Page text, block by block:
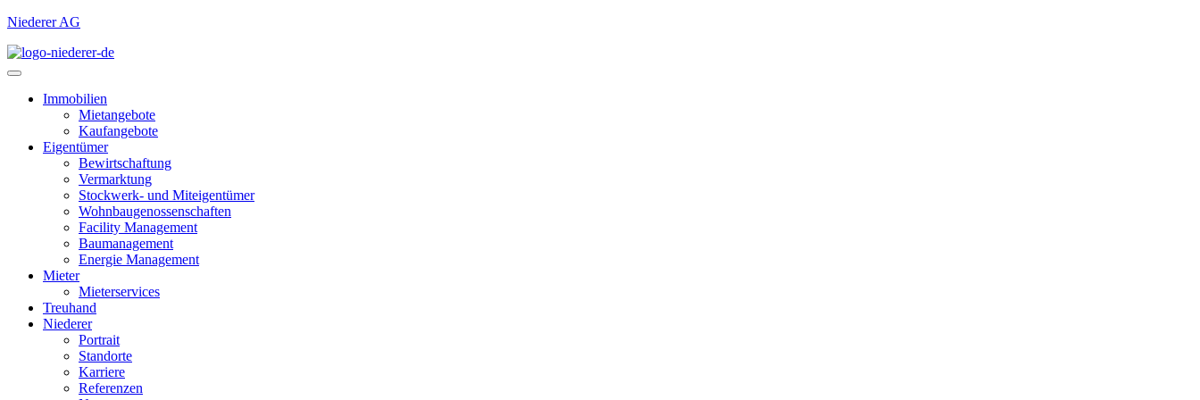
Niederer AG
Immobilien
Mietangebote
Kaufangebote
Eigentümer
Bewirtschaftung
Vermarktung
Stockwerk- und Miteigentümer
Wohnbaugenossenschaften
Facility Management
Baumanagement
Energie Management
Mieter
Mieterservices
Treuhand
Niederer
Portrait
Standorte
Karriere
Referenzen